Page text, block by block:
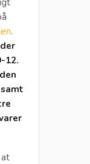
.
12.
at